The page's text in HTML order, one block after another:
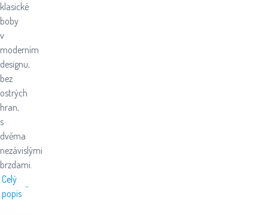
klasické
boby
v
moderním
designu,
bez
ostrých
hran,
s
dvěma
nezávislými
brzdami.
Celý
popis